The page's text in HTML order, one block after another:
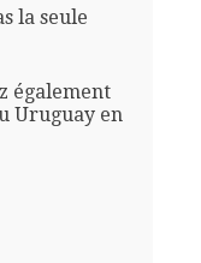
la seule
également
Uruguay en